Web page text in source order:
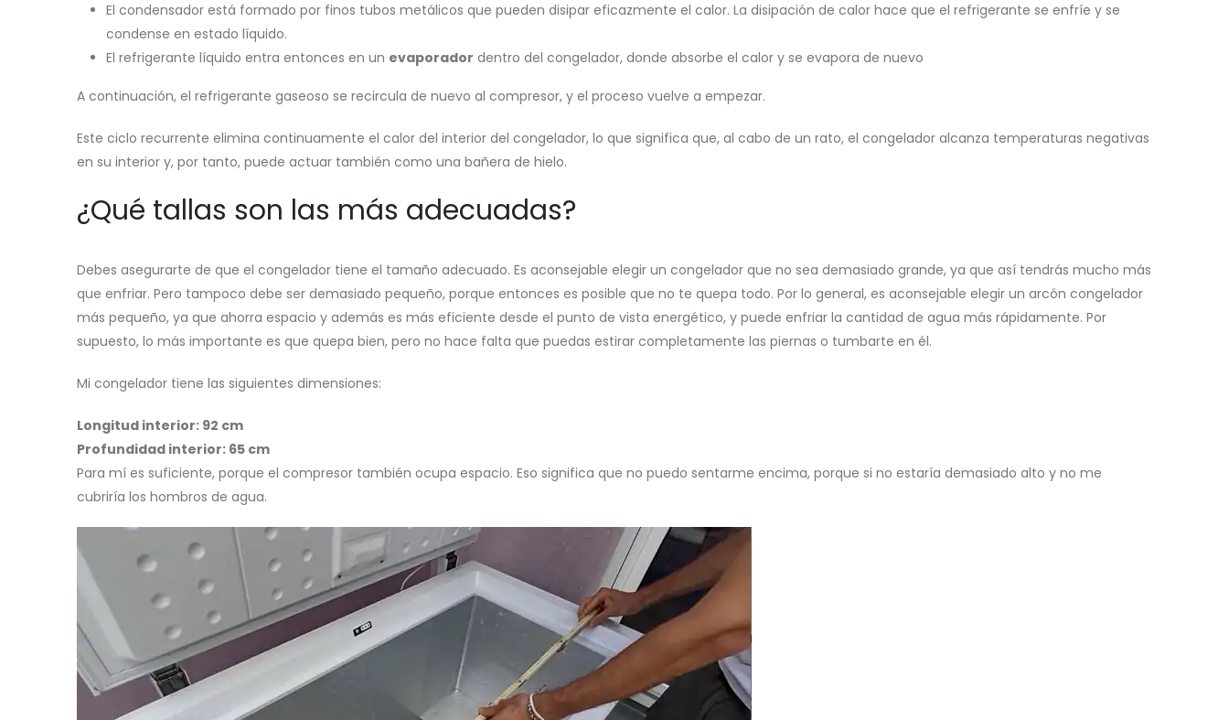
El condensador está formado por finos tubos metálicos que pueden disipar eficazmente el calor. La disipación de calor hace que el refrigerante se enfríe y se
condense en estado líquido.
El refrigerante líquido entra entonces en un evaporador dentro del congelador, donde absorbe el calor y se evapora de nuevo
A continuación, el refrigerante gaseoso se recircula de nuevo al compresor, y el proceso vuelve a empezar.
Este ciclo recurrente elimina continuamente el calor del interior del congelador, lo que significa que, al cabo de un rato, el congelador alcanza temperaturas negativas
en su interior y, por tanto, puede actuar también como una bañera de hielo.
¿Qué tallas son las más adecuadas?
Debes asegurarte de que el congelador tiene el tamaño adecuado. Es aconsejable elegir un congelador que no sea demasiado grande, ya que así tendrás mucho más
que enfriar. Pero tampoco debe ser demasiado pequeño, porque entonces es posible que no te quepa todo. Por lo general, es aconsejable elegir un arcón congelador
más pequeño, ya que ahorra espacio y además es más eficiente desde el punto de vista energético, y puede enfriar la cantidad de agua más rápidamente. Por
supuesto, lo más importante es que quepa bien, pero no hace falta que puedas estirar completamente las piernas o tumbarte en él.
Mi congelador tiene las siguientes dimensiones:
Longitud interior: 92 cm
Profundidad interior: 65 cm
Para mí es suficiente, porque el compresor también ocupa espacio. Eso significa que no puedo sentarme encima, porque si no estaría demasiado alto y no me
cubriría los hombros de agua.